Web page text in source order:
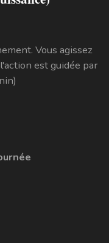
Vous agissez
est guidée par